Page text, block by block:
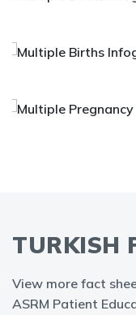
TURKISH
View more fact
ASRM Patient